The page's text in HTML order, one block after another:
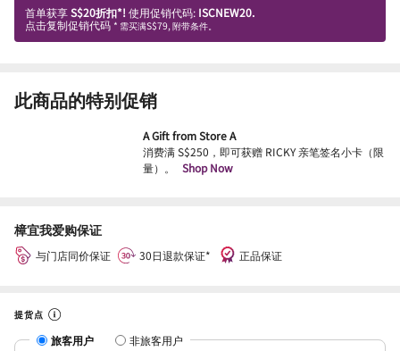
首单获享S$20折扣*! 使用促销代码: ISCNEW20.
点击复制促销代码 * 需买满S$79, 附带条件。
此商品的特别促销
A Gift from Store A
消费满 S$250，即可获赠 RICKY 亲笔签名小卡（限
量）。
Shop Now
樟宜我爱购保证
与门店同价保证 30日退款保证* 正品保证
提货点
旅客用户 非旅客用户